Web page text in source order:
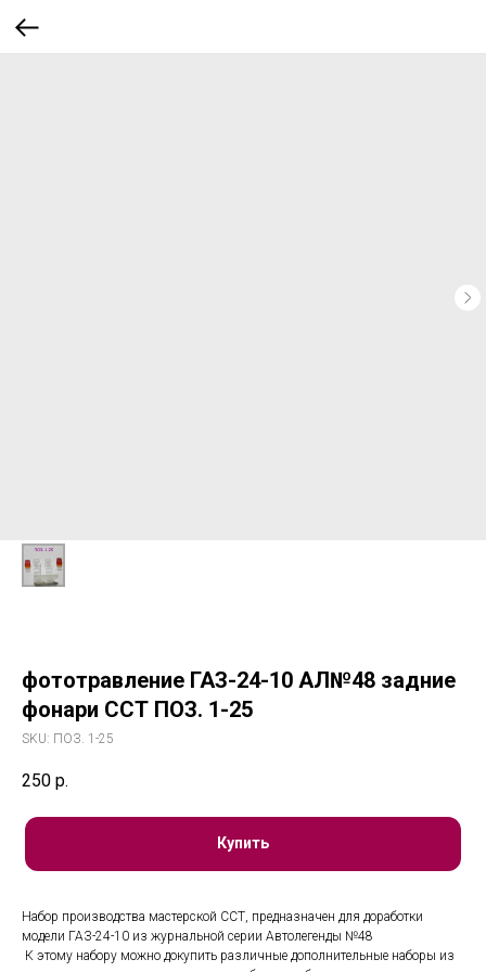
фототравление ГАЗ-24-10 АЛ№48 задние
фонари ССТ ПОЗ. 1-25
SKU: ПОЗ. 1-25
250 р.
Купить
Набор производства мастерской ССТ, предназначен для доработки
модели ГАЗ-24-10 из журнальной серии Автолегенды №48
К этому набору можно докупить различные дополнительные наборы из